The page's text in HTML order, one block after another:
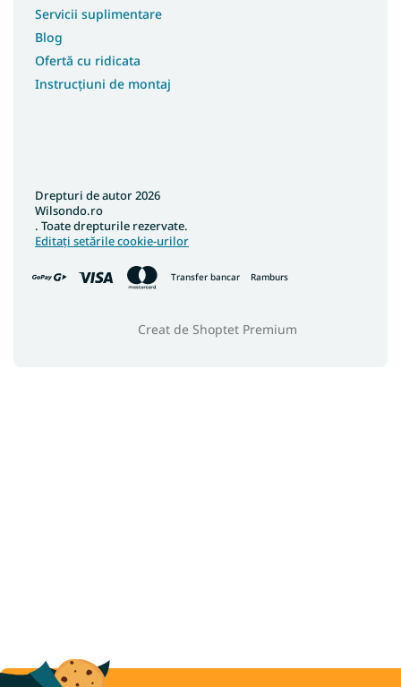
Servicii suplimentare
Blog
Ofertă cu ridicata
Instrucțiuni de montaj
Transfer bancar Ramburs
Creat de Shoptet Premium
Drepturi de autor 2026
Wilsondo.ro
. Toate drepturile rezervate.
Editați setările cookie-urilor